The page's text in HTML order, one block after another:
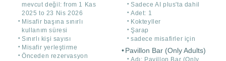
mevcut değil: from 1 Kas
2025 to 23 Nis 2026
Misafir başına sınırlı
kullanım süresi
Sınırlı kişi sayısı
Misafir yerleştirme
Önceden rezervasyon
Sadece AI plus'ta dahil
Adet: 1
Kokteyller
Şarap
sadece misafirler için
Pavillon Bar (Only Adults)
Adı: Pavillon Bar (Only